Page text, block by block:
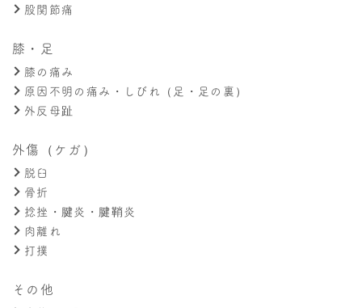
股関節痛
膝・足
膝の痛み
原因不明の痛み・しびれ（足・足の裏）
外反母趾
外傷（ケガ）
脱臼
骨折
捻挫・腱炎・腱鞘炎
肉離れ
打撲
その他